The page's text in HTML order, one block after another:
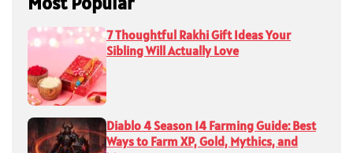
7 Thoughtful Rakhi Gift Ideas Your
Sibling Will Actually Love
Diablo 4 Season 14 Farming Guide: Best
Ways to Farm XP, Gold, Mythics, and